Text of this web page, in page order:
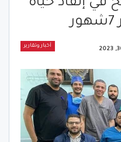
أخبار وتقارير